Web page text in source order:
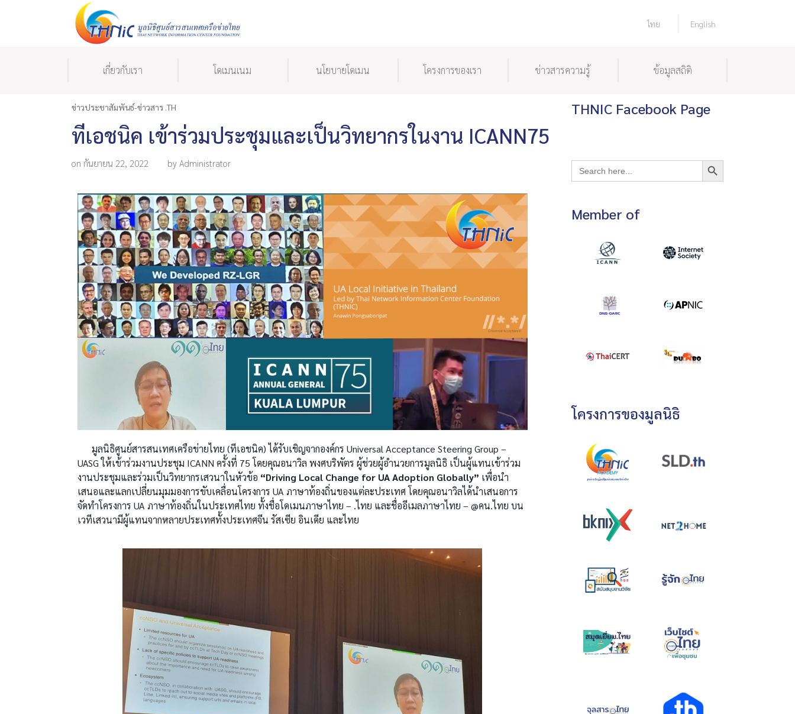
ไทย English
เกี่ยวกับเรา โดเมนเนม นโยบายโดเมน โครงการของเรา ข่าวสารความรู้ ข้อมูลสถิติ
ข่าวประชาสัมพันธ์-ข่าวสาร .TH
ทีเอชนิค เข้าร่วมประชุมและเป็นวิทยากรในงาน ICANN75
on กันยายน 22, 2022 by Administrator
มูลนิธิศูนย์สารสนเทศเครือข่ายไทย (ทีเอชนิค) ได้รับเชิญจากองค์กร Universal Acceptance Steering Group –
UASGให้เข้าร่วมงานประชุม ICANN ครั้งที่ 75 โดยคุณอนาวิล พงศบริพัตร ผู้ช่วยผู้อำนวยการมูลนิธิ เป็นผู้แทนเข้าร่วม
งานประชุมและร่วมเป็นวิทยากรเสวนาในหัวข้อ “Driving Local Change for UA Adoption Globally” เพื่อนำ
เสนอและแลกเปลี่ยนมุมมองการขับเคลื่อนโครงการ UA ภาษาท้องถิ่นของแต่ละประเทศโดยคุณอนาวิลได้นำเสนอการ
จัดทำโครงการ UA ภาษาท้องถิ่นในประเทศไทย ทั้งชื่อโดเมนภาษาไทย – .ไทย และชื่ออีเมลภาษาไทย – @คน.ไทย บน
เวทีเสวนามีผู้แทนจากหลายประเทศทั้งประเทศจีน รัสเซีย อินเดีย และไทย
THNIC Facebook Page
Search
for:
Search Button
Member of
โครงการของมูลนิธิ